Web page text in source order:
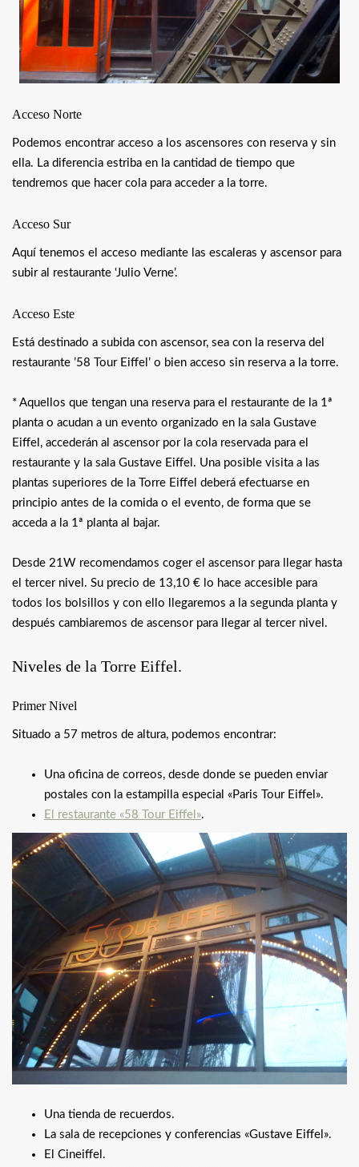
Acceso Norte
Podemos encontrar acceso a los ascensores con reserva y sin
ella. La diferencia estriba en la cantidad de tiempo que
tendremos que hacer cola para acceder a la torre.
Acceso Sur
Aquí tenemos el acceso mediante las escaleras y ascensor para
subir al restaurante ‘Julio Verne’.
Acceso Este
Está destinado a subida con ascensor, sea con la reserva del
restaurante ’58 Tour Eiffel’ o bien acceso sin reserva a la torre.
* Aquellos que tengan una reserva para el restaurante de la 1ª
planta o acudan a un evento organizado en la sala Gustave
Eiffel, accederán al ascensor por la cola reservada para el
restaurante y la sala Gustave Eiffel. Una posible visita a las
plantas superiores de la Torre Eiffel deberá efectuarse en
principio antes de la comida o el evento, de forma que se
acceda a la 1ª planta al bajar.
Desde 21W recomendamos coger el ascensor para llegar hasta
el tercer nivel. Su precio de 13,10 € lo hace accesible para
todos los bolsillos y con ello llegaremos a la segunda planta y
después cambiaremos de ascensor para llegar al tercer nivel.
Niveles de la Torre Eiffel.
Primer Nivel
Situado a 57 metros de altura, podemos encontrar:
Una oficina de correos, desde donde se pueden enviar
postales con la estampilla especial «Paris Tour Eiffel».
El restaurante «58 Tour Eiffel».
Una tienda de recuerdos.
La sala de recepciones y conferencias «Gustave Eiffel».
El Cineiffel.